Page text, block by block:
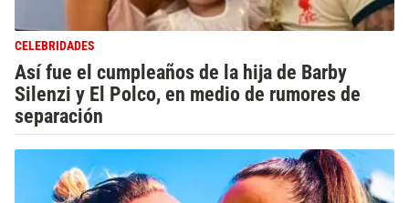
CELEBRIDADES
Así fue el cumpleaños de la hija de Barby
Silenzi y El Polco, en medio de rumores de
separación